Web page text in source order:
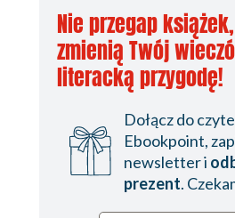
Nie przegap
zmienią Twój
literacką przygodę!
Dołącz do
Ebookpoint,
newsletter i
prezent.